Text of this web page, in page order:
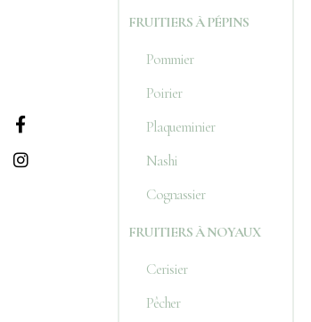
FRUITIERS À PÉPINS
Pommier
Poirier
Plaqueminier
Nashi
Cognassier
FRUITIERS À NOYAUX
Cerisier
Pêcher